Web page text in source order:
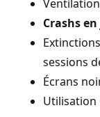
Crashs
sessions
Écrans
Utilisation